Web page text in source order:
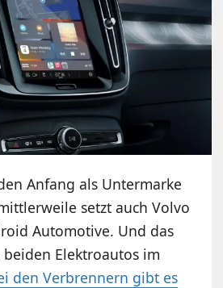
Anfang als Untermarke
setzt auch Volvo
Automotive. Und das
Elektroautos im
den Verbrennern gibt es